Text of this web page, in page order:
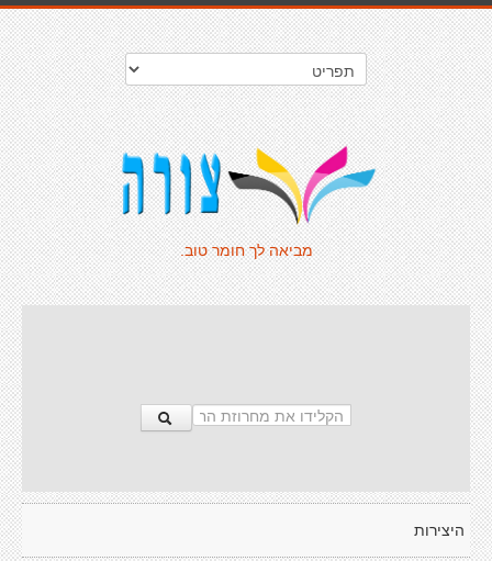
מביאה לך חומר טוב.
היצירות